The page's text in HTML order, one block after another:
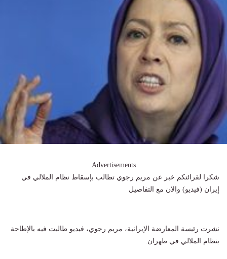
Advertisements
شكرا لقرائتكم خبر عن مريم رجوي تطالب بإسقاط نظام الملالي في
إيران (فيديو) والان مع التفاصيل
نشرت رئيسة المعارضة الإيرانية، مريم رجوي، فيديو طالبت فيه بالإطاحة
بنظام الملالي في طهران.